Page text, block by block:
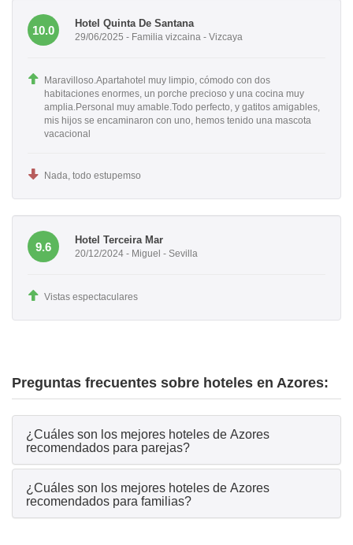
10.0
Hotel Quinta De Santana
29/06/2025 - Familia vizcaina - Vizcaya
Maravilloso.Apartahotel muy limpio, cómodo con dos
habitaciones enormes, un porche precioso y una cocina muy
amplia.Personal muy amable.Todo perfecto, y gatitos amigables,
mis hijos se encaminaron con uno, hemos tenido una mascota
vacacional
Nada, todo estupemso
9.6
Hotel Terceira Mar
20/12/2024 - Miguel - Sevilla
Vistas espectaculares
Preguntas frecuentes sobre hoteles en Azores:
¿Cuáles son los mejores hoteles de Azores
recomendados para parejas?
¿Cuáles son los mejores hoteles de Azores
recomendados para familias?